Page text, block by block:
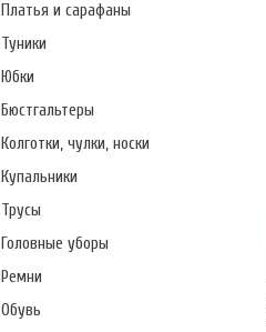
Платья и сарафаны
Туники
Юбки
Бюстгальтеры
Колготки, чулки, носки
Купальники
Трусы
Головные уборы
Ремни
Обувь